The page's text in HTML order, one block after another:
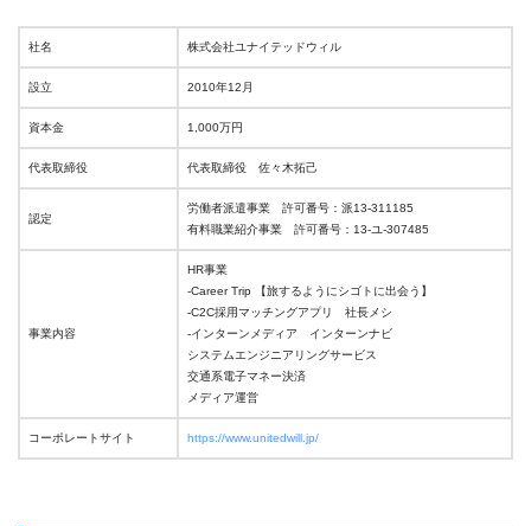
社名 株式会社ユナイテッドウィル
設立 2010年12月
資本金 1,000万円
代表取締役 代表取締役 佐々木拓己
認定
労働者派遣事業 許可番号：派13-311185
有料職業紹介事業 許可番号：13-ユ-307485
事業内容
HR事業
-Career Trip 【旅するようにシゴトに出会う】
-C2C採用マッチングアプリ 社長メシ
-インターンメディア インターンナビ
システムエンジニアリングサービス
交通系電子マネー決済
メディア運営
コーポレートサイト https://www.unitedwill.jp/